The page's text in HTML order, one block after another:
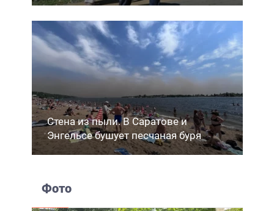
Стена из пыли. В Саратове и
Энгельсе бушует песчаная буря
Фото